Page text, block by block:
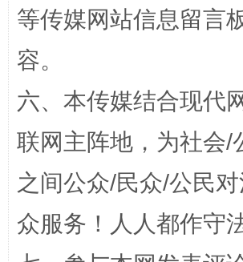
等传媒网站信息留言
容。
六、本传媒结合现代
联网主阵地，为社会/
之间公众/民众/公民
众服务！人人都作守